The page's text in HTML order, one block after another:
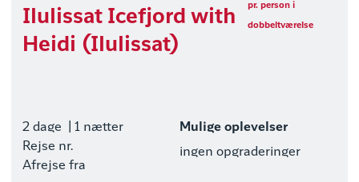
Ilulissat Icefjord with
Heidi (Ilulissat)
pr. person i
dobbeltværelse
2 dage
| 1 nætter
Rejse nr.
Afrejse fra
Mulige oplevelser
ingen opgraderinger